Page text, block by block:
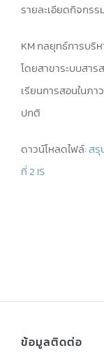
รายละเอียดกิจกรร
KM กลยุทธ์การบริ
โดยสาขาระบบสา
เรียนการสอนในภ
ปกติ
ดาวน์โหลดไฟล์:สรุ
ที่ 2 IS
ข้อมูลติดต่อ